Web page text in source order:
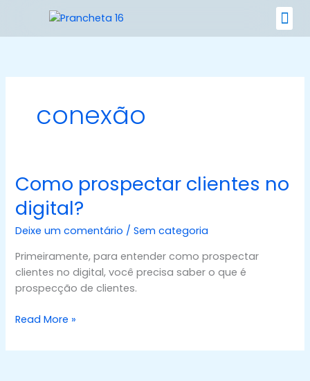
o
conexão
Como prospectar clientes no
digital?
Deixe um comentário /Sem categoria
Primeiramente, para entender como prospectar
clientes no digital, você precisa saber o que é
prospecção de clientes.
Como
prospectar
clientes
no
Read More »